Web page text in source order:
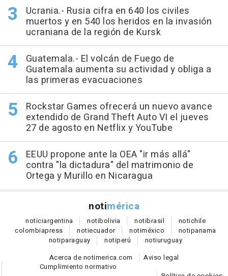
Ucrania.- Rusia cifra en 640 los civiles
muertos y en 540 los heridos en la invasión
ucraniana de la región de Kursk
Guatemala.- El volcán de Fuego de
Guatemala aumenta su actividad y obliga a
las primeras evacuaciones
Rockstar Games ofrecerá un nuevo avance
extendido de Grand Theft Auto VI el jueves
27 de agosto en Netflix y YouTube
EEUU propone ante la OEA "ir más allá"
contra "la dictadura" del matrimonio de
Ortega y Murillo en Nicaragua
notimérica
noticiargentina notibolivia notibrasil notichile
colombiapress notiecuador notiméxico notipanama
notiparaguay notiperú notiuruguay
Acerca de notimerica.com
Aviso legal
Cumplimiento normativo